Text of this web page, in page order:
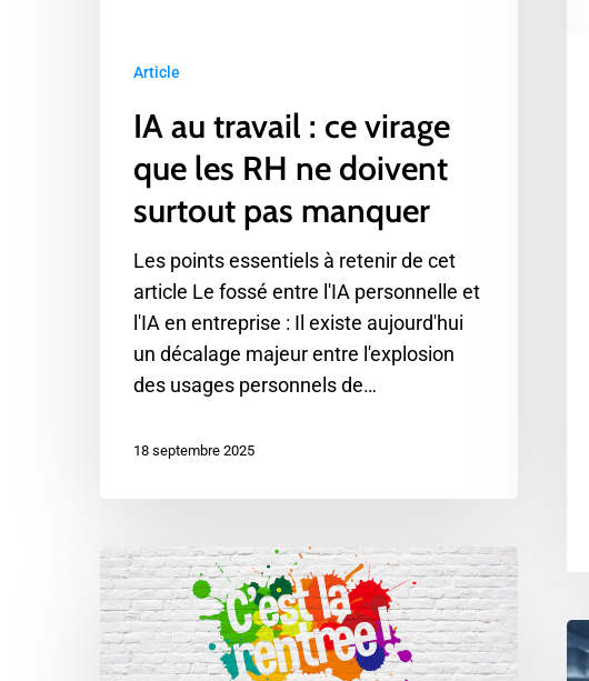
doivent
manquer
Article
IA au travail : ce virage
que les RH ne doivent
surtout pas manquer
Les points essentiels à retenir de cet
article Le fossé entre l'IA personnelle et
l'IA en entreprise : Il existe aujourd'hui
un décalage majeur entre l'explosion
des usages personnels de…
18 septembre 2025
2
priorités
RH
de
IA
et